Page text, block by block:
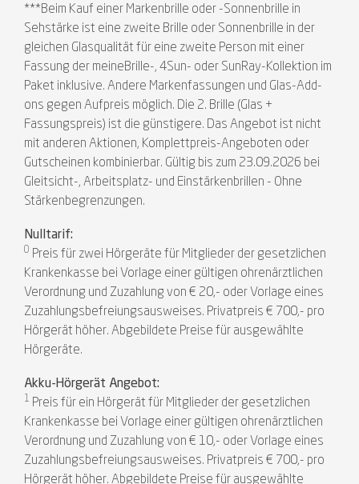
***Beim Kauf einer Markenbrille oder -Sonnenbrille in
Sehstärke ist eine zweite Brille oder Sonnenbrille in der
gleichen Glasqualität für eine zweite Person mit einer
Fassung der meineBrille-, 4Sun- oder SunRay-Kollektion im
Paket inklusive. Andere Markenfassungen und Glas-Add-
ons gegen Aufpreis möglich. Die 2. Brille (Glas +
Fassungspreis) ist die günstigere. Das Angebot ist nicht
mit anderen Aktionen, Komplettpreis-Angeboten oder
Gutscheinen kombinierbar. Gültig bis zum 23.09.2026 bei
Gleitsicht-, Arbeitsplatz- und Einstärkenbrillen - Ohne
Stärkenbegrenzungen.
Nulltarif:
0 Preis für zwei Hörgeräte für Mitglieder der gesetzlichen
Krankenkasse bei Vorlage einer gültigen ohrenärztlichen
Verordnung und Zuzahlung von € 20,- oder Vorlage eines
Zuzahlungsbefreiungsausweises. Privatpreis € 700,- pro
Hörgerät höher. Abgebildete Preise für ausgewählte
Hörgeräte.
Akku-Hörgerät Angebot:
1 Preis für ein Hörgerät für Mitglieder der gesetzlichen
Krankenkasse bei Vorlage einer gültigen ohrenärztlichen
Verordnung und Zuzahlung von € 10,- oder Vorlage eines
Zuzahlungsbefreiungsausweises. Privatpreis € 700,- pro
Hörgerät höher. Abgebildete Preise für ausgewählte